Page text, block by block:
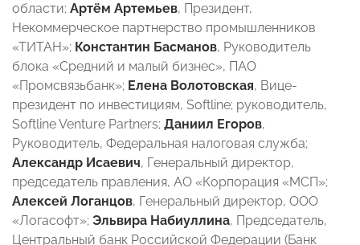
области; Артём Артемьев, Президент,
Некоммерческое партнерство промышленников
«ТИТАН»; Константин Басманов, Руководитель
блока «Средний и малый бизнес», ПАО
«Промсвязьбанк»; Елена Волотовская, Вице-
президент по инвестициям, Softline; руководитель,
Softline Venture Partners; Даниил Егоров,
Руководитель, Федеральная налоговая служба;
Александр Исаевич, Генеральный директор,
председатель правления, АО «Корпорация «МСП»;
Алексей Логанцов, Генеральный директор, ООО
«Логасофт»; Эльвира Набиуллина, Председатель,
Центральный банк Российской Федерации (Банк